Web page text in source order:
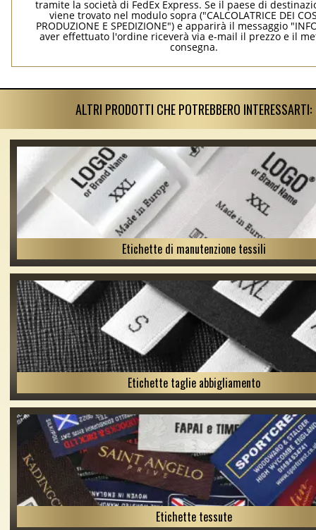
tramite la società di FedEx Express. Se il paese di
viene trovato nel modulo sopra ("CALCOLATRICE DEI
PRODUZIONE E SPEDIZIONE") e apparirà il messaggio
aver effettuato l'ordine riceverà via e-mail il prezzo e il
consegna.
ALTRI PRODOTTI CHE POTREBBERO INTERESSARTI:
Etichette di manutenzione tessili
Etichette taglie abbigliamento
Etichette tessute